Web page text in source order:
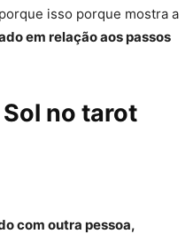
isso porque mostra a
em relação aos passos
no tarot
com outra pessoa,